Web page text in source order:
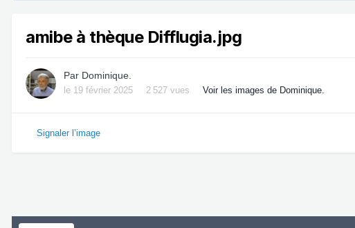
amibe à thèque Difflugia.jpg
Par Dominique.
le 19 février 2025 2 527 vues Voir les images de Dominique.
Signaler l’image